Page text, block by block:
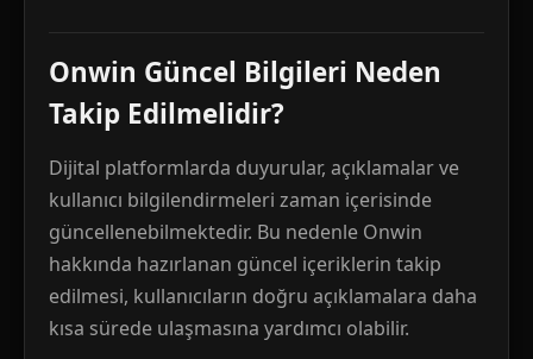
Onwin Güncel Bilgileri Neden
Takip Edilmelidir?
Dijital platformlarda duyurular, açıklamalar ve
kullanıcı bilgilendirmeleri zaman içerisinde
güncellenebilmektedir. Bu nedenle Onwin
hakkında hazırlanan güncel içeriklerin takip
edilmesi, kullanıcıların doğru açıklamalara daha
kısa sürede ulaşmasına yardımcı olabilir.